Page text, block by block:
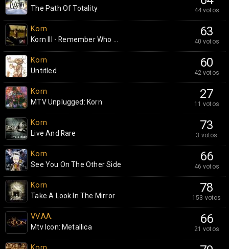
44 votos
The Path Of Totality
63
40 votos
Korn
Korn III - Remember Who ...
60
42 votos
Korn
Untitled
27
11 votos
Korn
MTV Unplugged: Korn
73
3 votos
Korn
Live And Rare
66
46 votos
Korn
See You On The Other Side
78
153 votos
Korn
Take A Look In The Mirror
66
21 votos
VV.AA.
Mtv Icon: Metallica